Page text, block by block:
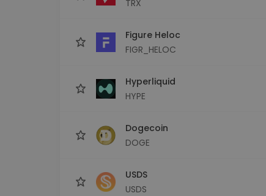
TRX
Figure Heloc
FIGR_HELOC
Hyperliquid
HYPE
Dogecoin
DOGE
USDS
USDS